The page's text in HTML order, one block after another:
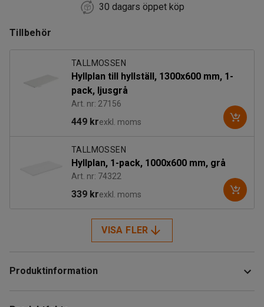
30 dagars öppet köp
Tillbehör
TALLMOSSEN
Hyllplan till hyllställ, 1300x600 mm, 1-
pack, ljusgrå
Art. nr: 27156
449 krexkl. moms
TALLMOSSEN
Hyllplan, 1-pack, 1000x600 mm, grå
Art. nr: 74322
339 krexkl. moms
VISA FLER
Produktinformation